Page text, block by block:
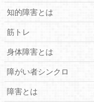
知的障害とは
筋トレ
身体障害とは
障がい者シンクロ
障害とは